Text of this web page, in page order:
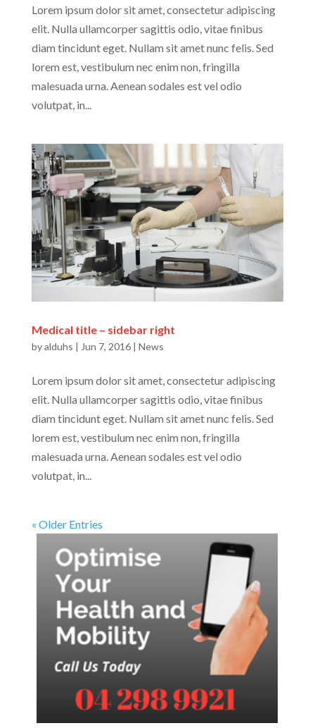
Lorem ipsum dolor sit amet, consectetur adipiscing
elit. Nulla ullamcorper sagittis odio, vitae finibus
diam tincidunt eget. Nullam sit amet nunc felis. Sed
lorem est, vestibulum nec enim non, fringilla
malesuada urna. Aenean sodales est vel odio
volutpat, in...
Medical title – sidebar right
byalduhs | Jun 7, 2016| News
Lorem ipsum dolor sit amet, consectetur adipiscing
elit. Nulla ullamcorper sagittis odio, vitae finibus
diam tincidunt eget. Nullam sit amet nunc felis. Sed
lorem est, vestibulum nec enim non, fringilla
malesuada urna. Aenean sodales est vel odio
volutpat, in...
« Older Entries